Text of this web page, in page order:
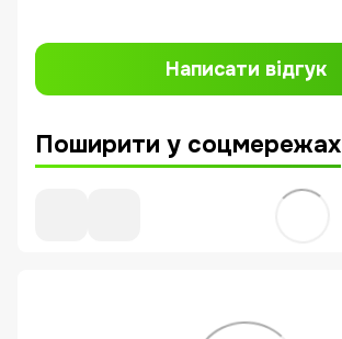
Написати відгук
Поширити у соцмережах